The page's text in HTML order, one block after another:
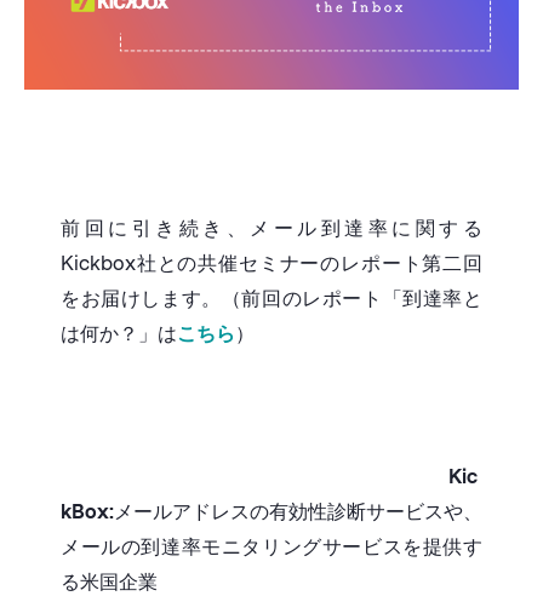
前回に引き続き、メール到達率に関する
Kickbox社との共催セミナーのレポート第二回
をお届けします。（前回のレポート「到達率と
は何か？」はこちら ）
Kic
kBox:メールアドレスの有効性診断サービスや、
メールの到達率モニタリングサービスを提供す
る米国企業